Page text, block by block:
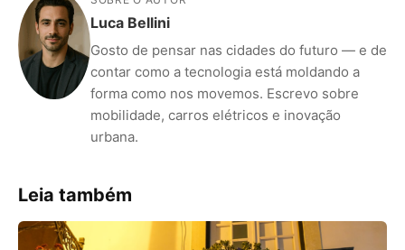
Luca Bellini
Gosto de pensar nas cidades do futuro — e de
contar como a tecnologia está moldando a
forma como nos movemos. Escrevo sobre
mobilidade, carros elétricos e inovação
urbana.
Leia também